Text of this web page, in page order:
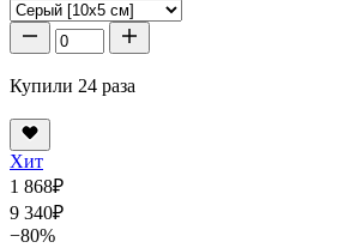
Купили 24 раза
Хит
1 868₽
9 340₽
−80%